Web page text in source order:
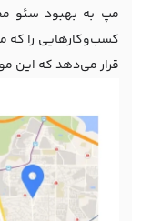
مپ به بهبود سئو
کسب‌وکارهایی را که
قرار می‌دهد که این